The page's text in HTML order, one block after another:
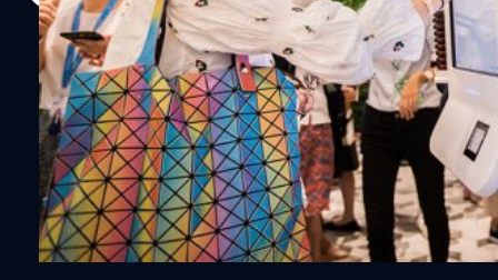
มองว่าแม้เครื่องจักรหรือเทคโนโลยีจะเข้ามาทำลายอาชีพ
มากมายให้ล้มหายตายจากแต่ขณะเดียวกันมันก็จะสร้าง
อาชีพใหม่ขึ้นมาเช่นกัน อ้างอิง
ทั้งนี้ ในช่วงปีที่ผ่านมา เทคโนโลยีการสแกนใบหน้านั้นได้รับ
ความนิยมและถูกนำมาใช้กับระบบสาธารณูปโภคในประเทศ
จีนอย่างมาก ซึ่งมีรายงานว่าระบบดังกล่าวมีใช้แพร่หลายไม่ว่า
จะเป็นห้องน้ำสาธารณะ, สถานีรถไฟ รวมทั้งสนามบิน โดยไม่
นานมานี้ สายการบิน China Southern Airlines ก็ได้นำระบบ
จดจำใบหน้ามาใช้แทน boarding pass เพื่อยืนยันตัวตนก่อน
ขึ้นเครื่องเป็นครั้งแรก นอกจากนี้ มีรายงานว่าตำรวจในเมืองชิง
เต่าสามารถทำการจับกุมผู้ต้องสงสัยได้ถึง 25 รายจากงาน
เทศกาลเบียร์นานาชาติชิงเต่า ซึ่งมาจากระบบสแกนใบหน้า
บริเวณทางเข้างานนั่นเอง อ้างอิง / อ้างอิง2 / อ้างอิง3
1
2